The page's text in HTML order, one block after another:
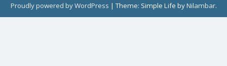
Proudly powered by WordPress |Theme: Simple Life byNilambar.